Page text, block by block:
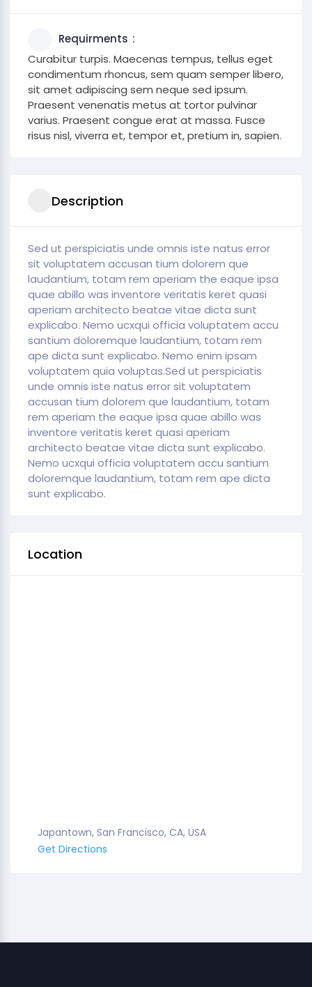
Requirments
Curabitur turpis. Maecenas tempus, tellus eget
condimentum rhoncus, sem quam semper libero,
sit amet adipiscing sem neque sed ipsum.
Praesent venenatis metus at tortor pulvinar
varius. Praesent congue erat at massa. Fusce
risus nisl, viverra et, tempor et, pretium in, sapien.
Description
Sed ut perspiciatis unde omnis iste natus error
sit voluptatem accusan tium dolorem que
laudantium, totam rem aperiam the eaque ipsa
quae abillo was inventore veritatis keret quasi
aperiam architecto beatae vitae dicta sunt
explicabo. Nemo ucxqui officia voluptatem accu
santium doloremque laudantium, totam rem
ape dicta sunt explicabo. Nemo enim ipsam
voluptatem quia voluptas.Sed ut perspiciatis
unde omnis iste natus error sit voluptatem
accusan tium dolorem que laudantium, totam
rem aperiam the eaque ipsa quae abillo was
inventore veritatis keret quasi aperiam
architecto beatae vitae dicta sunt explicabo.
Nemo ucxqui officia voluptatem accu santium
doloremque laudantium, totam rem ape dicta
sunt explicabo.
Location
Japantown, San Francisco, CA, USA
Get Directions